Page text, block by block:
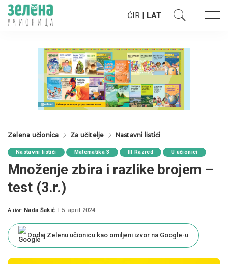
ĆIR | LAT
Zelena učionica Za učitelje Nastavni listići
Nastavni listići Matematika 3 III Razred U učionici
Množenje zbira i razlike brojem –
test (3.r.)
Posted
Autor: Nada Šakić 5. april 2024.
Dodaj Zelenu učionicu kao omiljeni izvor na Google-u